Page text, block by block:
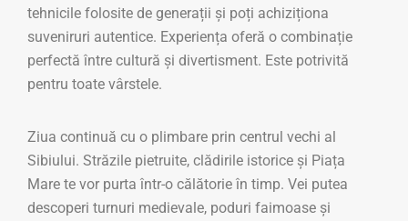
tehnicile folosite de generații și poți achiziționa
suveniruri autentice. Experiența oferă o combinație
perfectă între cultură și divertisment. Este potrivită
pentru toate vârstele.
Ziua continuă cu o plimbare prin centrul vechi al
Sibiului. Străzile pietruite, clădirile istorice și Piața
Mare te vor purta într-o călătorie în timp. Vei putea
descoperi turnuri medievale, poduri faimoase și